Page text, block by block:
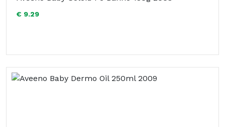
€ 9.29